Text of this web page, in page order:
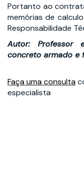
Portanto ao
memórias de
Responsabilidade
Autor: Professor
concreto armado e
Faça uma consulta
especialista